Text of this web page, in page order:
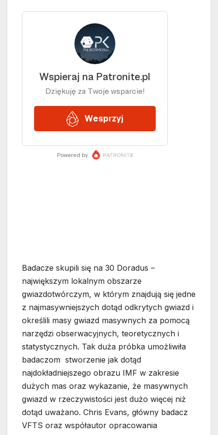
Badacze skupili się na 30 Doradus –
największym lokalnym obszarze
gwiazdotwórczym, w którym znajdują się jedne
z najmasywniejszych dotąd odkrytych gwiazd i
określili masy gwiazd masywnych za pomocą
narzędzi obserwacyjnych, teoretycznych i
statystycznych. Tak duża próbka umożliwiła
badaczom stworzenie jak dotąd
najdokładniejszego obrazu IMF w zakresie
dużych mas oraz wykazanie, że masywnych
gwiazd w rzeczywistości jest dużo więcej niż
dotąd uważano. Chris Evans, główny badacz
VFTS oraz współautor opracowania